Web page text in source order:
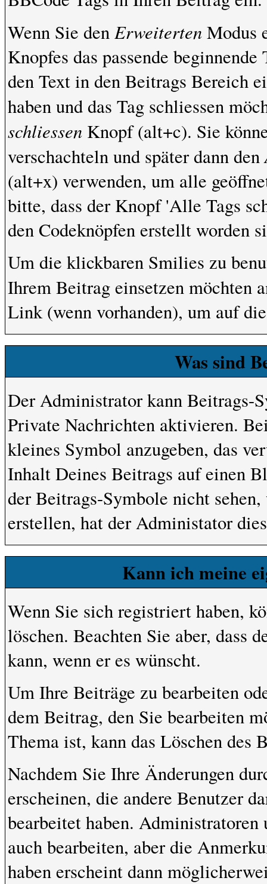
Wenn Sie den ErweitertenModus
Knopfes das passende
den Text in den Beitrags Bereich
haben und das Tag schliessen
schliessen Knopf (alt+c). Sie
verschachteln und später dann den
(alt+x) verwenden, um alle
bitte, dass der Knopf 'Alle Tags
den Codeknöpfen erstellt worden
Um die klickbaren Smilies zu
Ihrem Beitrag einsetzen möchten
Link (wenn vorhanden), um auf
Was sind
Der Administrator kann Beitrags-
Private Nachrichten aktivieren.
kleines Symbol anzugeben, das
Inhalt Deines Beitrags auf einen
der Beitrags-Symbole nicht
erstellen, hat der Administator
Kann ich meine
Wenn Sie sich registriert haben,
löschen. Beachten Sie aber, dass
kann, wenn er es wünscht.
Um Ihre Beiträge zu bearbeiten
dem Beitrag, den Sie bearbeiten
Thema ist, kann das Löschen des
Nachdem Sie Ihre Änderungen
erscheinen, die andere Benutzer
bearbeitet haben.
auch bearbeiten, aber die
haben erscheint dann